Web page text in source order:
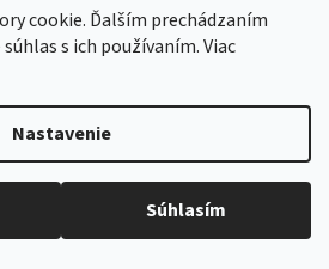
cookie. Ďalším prechádzaním
s ich používaním. Viac
Nastavenie
Súhlasím